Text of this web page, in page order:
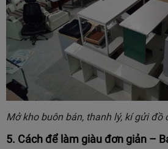
Mở kho buôn bán, thanh lý, kí gửi đồ
5. Cách để làm giàu đơn giản –